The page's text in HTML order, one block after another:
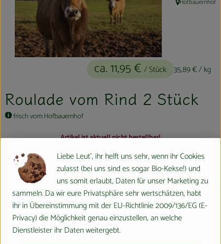
Kühltheke
Aktionen & Neues
Naturkost
Haushaltswaren
Hofladen
Über uns
Aktuelles
Veranstaltungen
Roulade vom Rind 2 Stück
frisch vom Hofbauernhof
ca. 11,95 € / Stück 35,89 €/ kg
, Herkunft:
Hofbauernhof
Artikel ist aktuell nicht bestellbar!
#30144 / Stück 35,89 € / kg 7% MwSt
Handelsklasse II
Richtpreis,Dieser Artikel wird genau eingewogen.
Info Herkunft
Info
frisch vom Hofbauernhof
Liebe Leut', ihr helft uns sehr, wenn ihr Cookies
zulasst (bei uns sind es sogar Bio-Kekse!) und
uns somit erlaubt, Daten für unser Marketing zu
sammeln. Da wir eure Privatsphäre sehr wertschätzen, habt
ihr in Übereinstimmung mit der EU-Richtlinie 2009/136/EG (E-
Privacy) die Möglichkeit genau einzustellen, an welche
Dienstleister ihr Daten weitergebt.